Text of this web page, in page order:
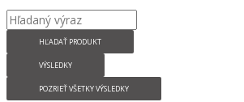
HĽADAŤ PRODUKT
VÝSLEDKY
POZRIEŤ VŠETKY VÝSLEDKY